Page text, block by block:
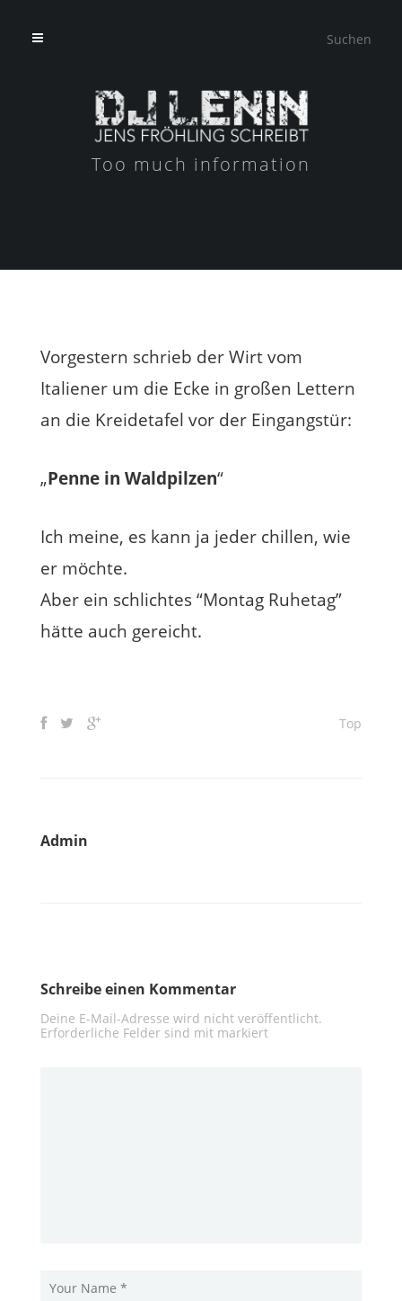
Too much information
Vorgestern schrieb der Wirt vom
Italiener um die Ecke in großen Lettern
an die Kreidetafel vor der Eingangstür:
„Penne in Waldpilzen“
Ich meine, es kann ja jeder chillen, wie
er möchte.
Aber ein schlichtes “Montag Ruhetag”
hätte auch gereicht.
Top
Admin
Schreibe einen Kommentar
Deine E-Mail-Adresse wird nicht veröffentlicht.
Erforderliche Felder sind mit markiert